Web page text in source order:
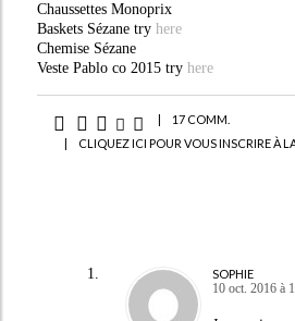
Chaussettes Monoprix
Baskets Sézane try here
Chemise Sézane
Veste Pablo co 2015 try here
|
17 COMM.
|
CLIQUEZ ICI POUR VOUS INSCRIRE À
SOPHIE
10 oct. 2016 à